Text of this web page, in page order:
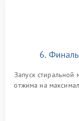
6.
Запуск
отжима на
корректности